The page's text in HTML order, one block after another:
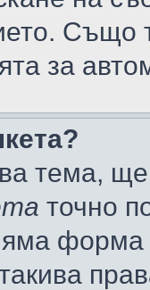
Също
за
тема,
точно
форма